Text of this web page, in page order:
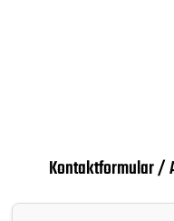
Kontaktformular /